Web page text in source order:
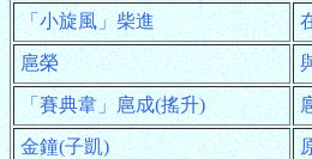
「小旋風」柴進
扈榮
「賽典韋」扈成(搖升)
金鐘(子凱)